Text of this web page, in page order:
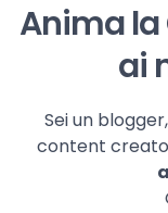
Anima
ai
Sei un
content